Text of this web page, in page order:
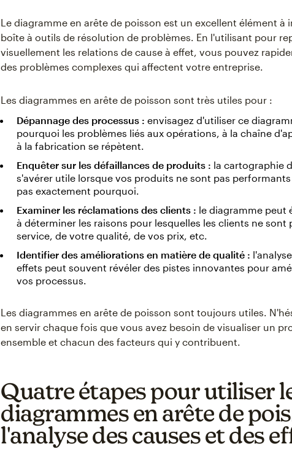
Le diagramme en arête de poisson est un excellent élément à
boîte à outils de résolution de problèmes. En l'utilisant pour
visuellement les relations de cause à effet, vous pouvez
des problèmes complexes qui affectent votre entreprise.
Les diagrammes en arête de poisson sont très utiles pour :
Dépannage des processus : envisagez d'utiliser ce
pourquoi les problèmes liés aux opérations, à la chaîne
à la fabrication se répètent.
Enquêter sur les défaillances de produits : la cartographie
s'avérer utile lorsque vos produits ne sont pas
pas exactement pourquoi.
Examiner les réclamations des clients : le diagramme peut
à déterminer les raisons pour lesquelles les clients ne sont
service, de votre qualité, de vos prix, etc.
Identifier des améliorations en matière de qualité :
effets peut souvent révéler des pistes innovantes pour
vos processus.
Les diagrammes en arête de poisson sont toujours utiles.
en servir chaque fois que vous avez besoin de visualiser un
ensemble et chacun des facteurs qui y contribuent.
Quatre étapes pour utiliser
diagrammes en arête de
l'analyse des causes et des